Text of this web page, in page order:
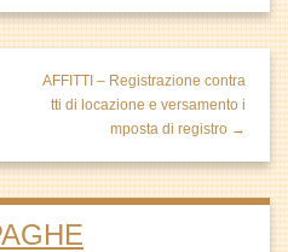
AFFITTI – Registrazione contra
tti di locazione e versamento i
mposta di registro →